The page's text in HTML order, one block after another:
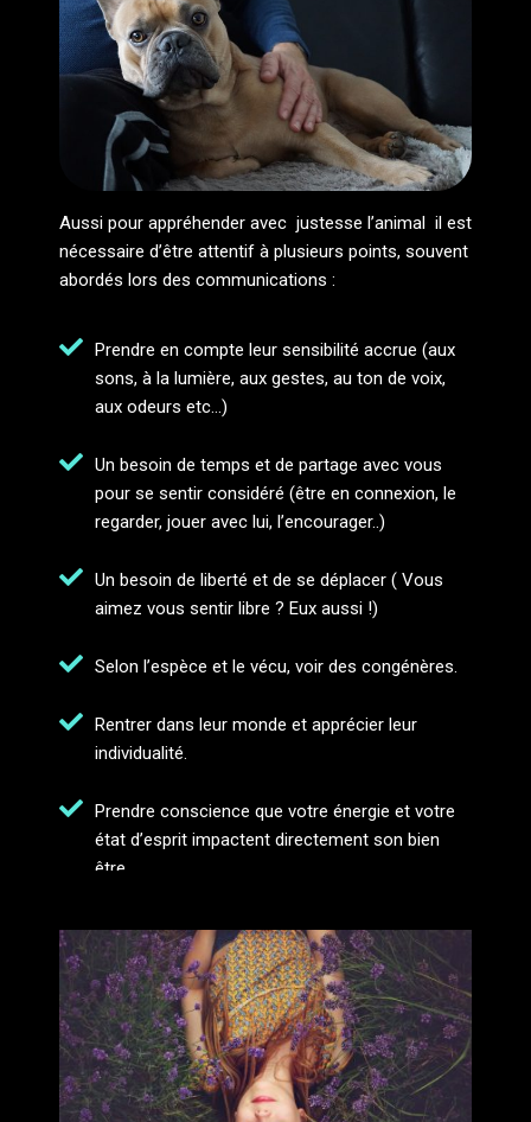
Aussi pour appréhender avec justesse l’animal il est
nécessaire d’être attentif à plusieurs points, souvent
abordés lors des communications :
Prendre en compte leur sensibilité accrue (aux
sons, à la lumière, aux gestes, au ton de voix,
aux odeurs etc...)
Un besoin de temps et de partage avec vous
pour se sentir considéré (être en connexion, le
regarder, jouer avec lui, l’encourager..)
Un besoin de liberté et de se déplacer ( Vous
aimez vous sentir libre ? Eux aussi !)
Selon l’espèce et le vécu, voir des congénères.
Rentrer dans leur monde et apprécier leur
individualité.
Prendre conscience que votre énergie et votre
état d’esprit impactent directement son bien
être.